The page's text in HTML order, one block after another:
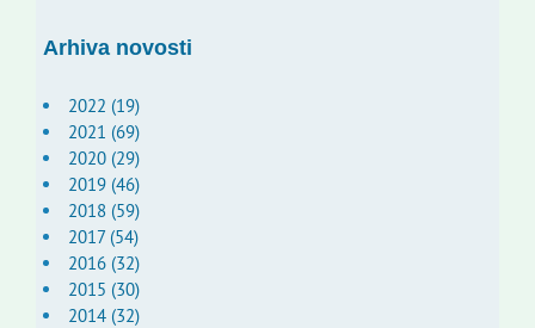
Arhiva novosti
2022 (19)
2021 (69)
2020 (29)
2019 (46)
2018 (59)
2017 (54)
2016 (32)
2015 (30)
2014 (32)